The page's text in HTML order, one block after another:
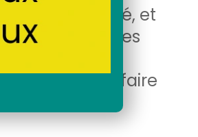
en électricité, et
les pratiques
Comment se faire
notre avis